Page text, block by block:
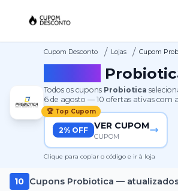
Cupom Desconto / Lojas / Cupom
Todos os cupons Probiotica
6 de agosto —10 ofertas ativas com
🏆 Top Cupom
2% OFF VER CUPOM
CUPOM
Clique para copiar o código e ir à loja
10 Cupons Probiotica —